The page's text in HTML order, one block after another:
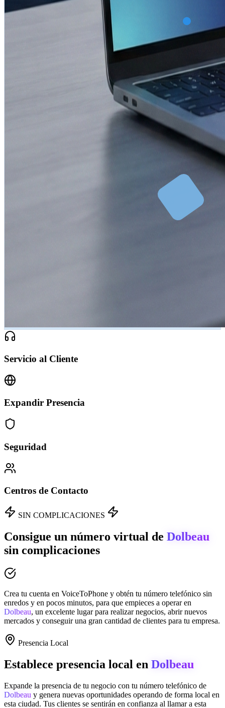
Servicio al Cliente
Expandir Presencia
Seguridad
Centros de Contacto
SIN COMPLICACIONES
Consigue un número virtual de Dolbeau
sin complicaciones
Crea tu cuenta en VoiceToPhone y obtén tu número telefónico sin
enredos y en pocos minutos, para que empieces a operar en
Dolbeau, un excelente lugar para realizar negocios, abrir nuevos
mercados y conseguir una gran cantidad de clientes para tu empresa.
Presencia Local
Establece presencia local en Dolbeau
Expande la presencia de tu negocio con tu número telefónico de
Dolbeau y genera nuevas oportunidades operando de forma local en
esta ciudad. Tus clientes se sentirán en confianza al llamar a esta